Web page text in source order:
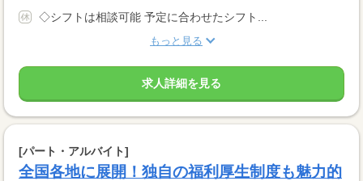
◇シフトは相談可能 予定に合わせたシフト...
もっと見る
求人詳細を見る
[パート・アルバイト]
全国各地に展開！独自の福利厚生制度も魅力的